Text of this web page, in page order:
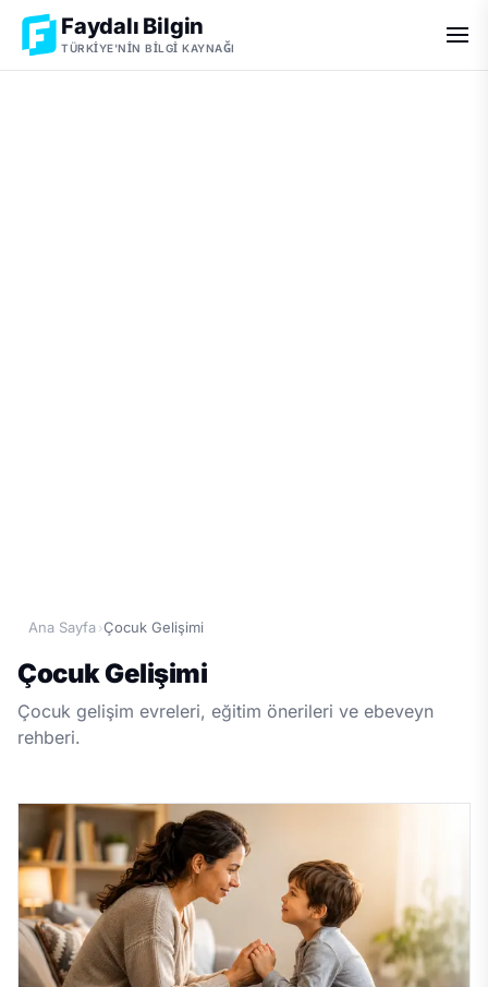
Faydalı Bilgin
TÜRKIYE'NIN BILGI KAYNAĞI
Ana Sayfa ›Çocuk Gelişimi
Çocuk Gelişimi
Çocuk gelişim evreleri, eğitim önerileri ve ebeveyn
rehberi.